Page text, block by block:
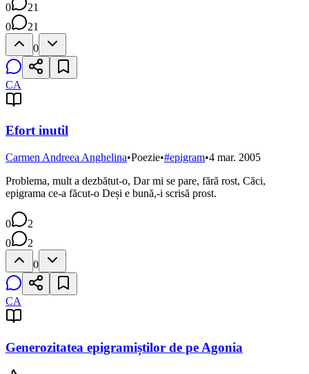
0
21
0
21
0
CA
Efort inutil
Carmen Andreea Anghelina•Poezie•#epigram•4 mar. 2005
Problema, mult a dezbătut-o, Dar mi se pare, fără rost, Căci,
epigrama ce-a făcut-o Deși e bună,-i scrisă prost.
0
2
0
2
0
CA
Generozitatea epigramiștilor de pe Agonia